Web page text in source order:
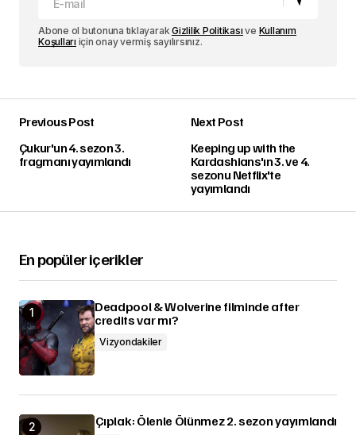
Abone ol butonuna tıklayarakGizlilik Politikası ve Kullanım
Koşulları için onay vermiş sayılırsınız.
Previous Post
Çukur'un 4. sezon 3.
fragmanı yayımlandı
Next Post
Keeping up with the
Kardashians'ın 3. ve 4.
sezonu Netflix'te
yayımlandı
En popüler içerikler
Deadpool & Wolverine filminde after
credits var mı?
Vizyondakiler
Çıplak: Ölenle Ölünmez 2. sezon yayımlandı